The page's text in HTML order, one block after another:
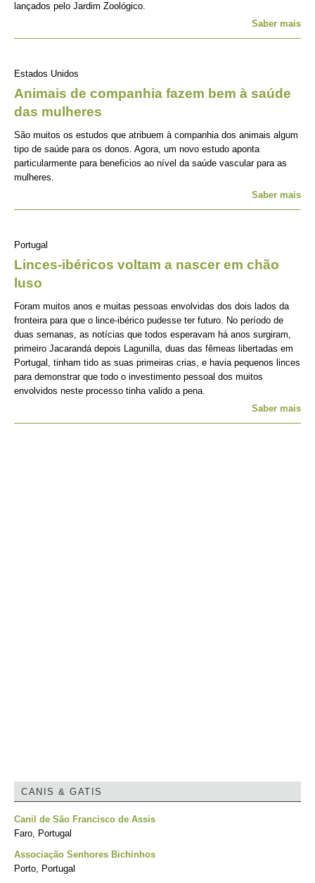
lançados pelo Jardim Zoológico.
Saber mais
Estados Unidos
Animais de companhia fazem bem à saúde
das mulheres
São muitos os estudos que atribuem à companhia dos animais algum
tipo de saúde para os donos. Agora, um novo estudo aponta
particularmente para beneficios ao nível da saúde vascular para as
mulheres.
Saber mais
Portugal
Linces-ibéricos voltam a nascer em chão
luso
Foram muitos anos e muitas pessoas envolvidas dos dois lados da
fronteira para que o lince-ibérico pudesse ter futuro. No período de
duas semanas, as notícias que todos esperavam há anos surgiram,
primeiro Jacarandá depois Lagunilla, duas das fêmeas libertadas em
Portugal, tinham tido as suas primeiras crias, e havia pequenos linces
para demonstrar que todo o investimento pessoal dos muitos
envolvidos neste processo tinha valido a pena.
Saber mais
CANIS & GATIS
Canil de São Francisco de Assis
Faro, Portugal
Associação Senhores Bichinhos
Porto, Portugal